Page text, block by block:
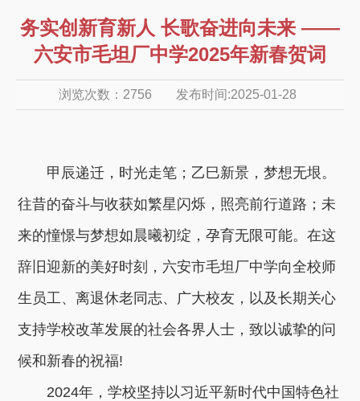
务实创新育新人 长歌奋进向未来 ——
六安市毛坦厂中学2025年新春贺词
浏览次数： 2756 发布时间:2025-01-28
甲辰递迁，时光走笔；乙巳新景，梦想无垠。
往昔的奋斗与收获如繁星闪烁，照亮前行道路；未
来的憧憬与梦想如晨曦初绽，孕育无限可能。在这
辞旧迎新的美好时刻，六安市毛坦厂中学向全校师
生员工、离退休老同志、广大校友，以及长期关心
支持学校改革发展的社会各界人士，致以诚挚的问
候和新春的祝福!
2024年，学校坚持以习近平新时代中国特色社